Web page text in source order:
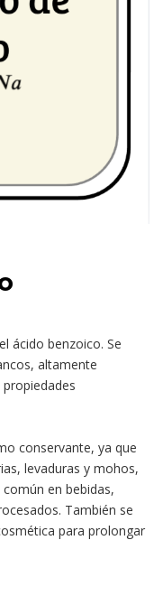
ácido benzoico. Se
altamente
conservante, ya que
levaduras y mohos,
en bebidas,
También se
para prolongar